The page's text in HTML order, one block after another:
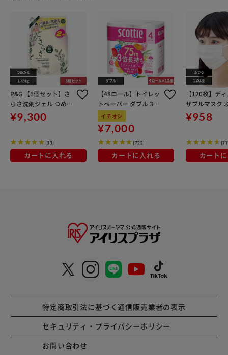
P&G 【6個セット】さ
らさ洗剤ジェル つめか
えウルトラジャンボサ
¥9,300
(33)
カートに入れる
【48ロール】トイレッ
トペーパー ダブル 3倍
巻 4ロール×12 スコッ
ティ
イチオシ
¥7,000
(722)
カートに入れる
【120枚】デ
ザブルマスク
イズ ホワイト
¥958
カート
特定商取引法に基づく通信販売業者の表示
セキュリティ・プライバシーポリシー
お問い合わせ